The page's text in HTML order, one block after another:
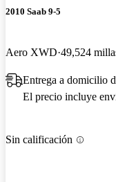
2010 Saab 9-5
Aero XWD 49,524
Entrega a domicilio
El precio incluye
Sin calificación